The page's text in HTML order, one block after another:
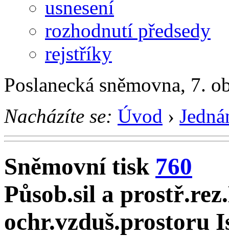
usnesení
rozhodnutí předsedy
rejstříky
Poslanecká sněmovna, 7.
Nacházíte se: Úvod ›
Sněmovní tisk 760
Působ.sil a
ochr.vzduš.prostoru